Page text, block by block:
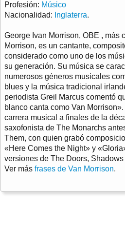
Profesión: Músico
Nacionalidad: Inglaterra.
George Ivan Morrison, OBE , más
Morrison, es un cantante,
considerado como uno de los
su generación. Su música se
numerosos géneros musicales
blues y la música tradicional
periodista Greil Marcus comentó
blanco canta como Van
carrera musical a finales de la
saxofonista de The Monarchs
Them, con quien grabó
«Here Comes the Night» y
versiones de The Doors,
Ver más frases de Van Morrison.